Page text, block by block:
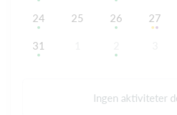
24 25 26 27
31
Ingen aktiviteter